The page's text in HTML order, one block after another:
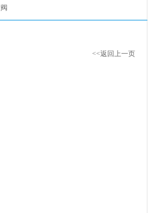
<<返回上一页